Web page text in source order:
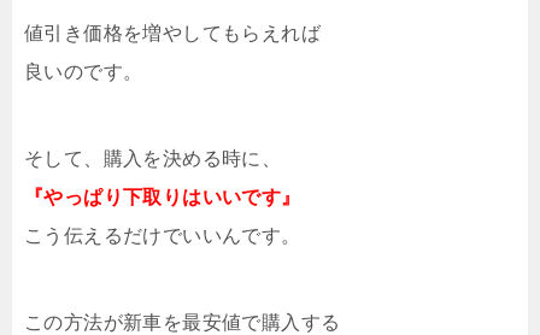
値引き価格を増やしてもらえれば
良いのです。
そして、購入を決める時に、
『やっぱり下取りはいいです』
こう伝えるだけでいいんです。
この方法が新車を最安値で購入する